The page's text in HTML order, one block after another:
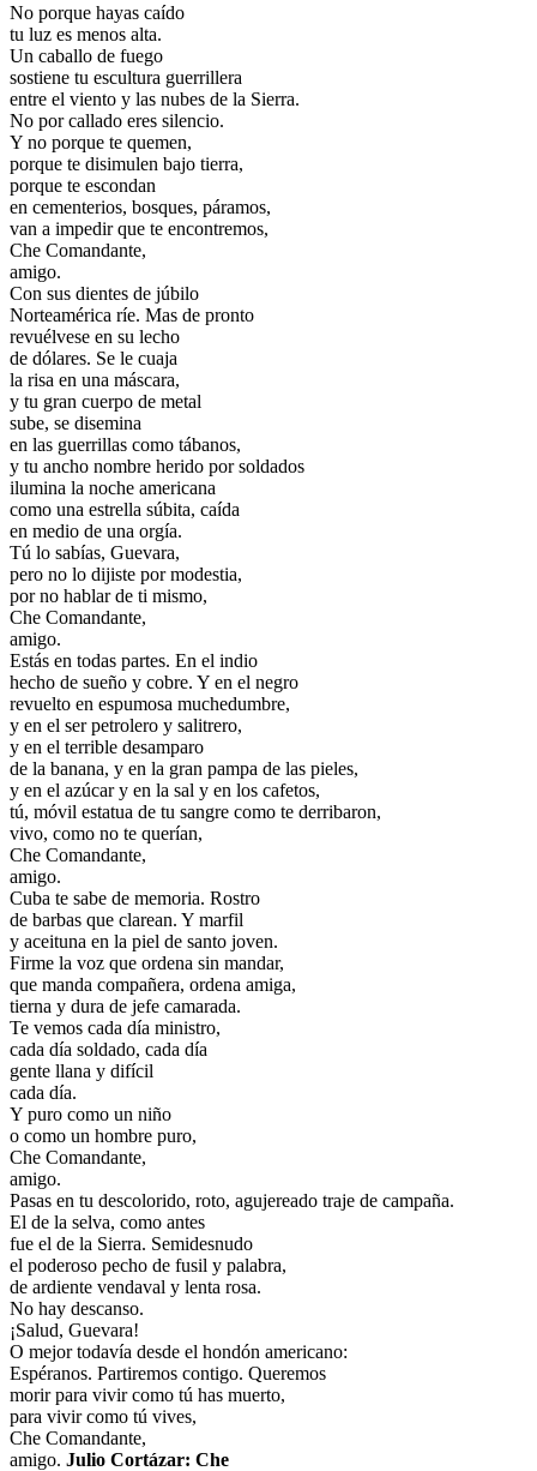
No porque hayas caído
tu luz es menos alta.
Un caballo de fuego
sostiene tu escultura guerrillera
entre el viento y las nubes de la Sierra.
No por callado eres silencio.
Y no porque te quemen,
porque te disimulen bajo tierra,
porque te escondan
en cementerios, bosques, páramos,
van a impedir que te encontremos,
Che Comandante,
amigo.
Con sus dientes de júbilo
Norteamérica ríe. Mas de pronto
revuélvese en su lecho
de dólares. Se le cuaja
la risa en una máscara,
y tu gran cuerpo de metal
sube, se disemina
en las guerrillas como tábanos,
y tu ancho nombre herido por soldados
ilumina la noche americana
como una estrella súbita, caída
en medio de una orgía.
Tú lo sabías, Guevara,
pero no lo dijiste por modestia,
por no hablar de ti mismo,
Che Comandante,
amigo.
Estás en todas partes. En el indio
hecho de sueño y cobre. Y en el negro
revuelto en espumosa muchedumbre,
y en el ser petrolero y salitrero,
y en el terrible desamparo
de la banana, y en la gran pampa de las pieles,
y en el azúcar y en la sal y en los cafetos,
tú, móvil estatua de tu sangre como te derribaron,
vivo, como no te querían,
Che Comandante,
amigo.
Cuba te sabe de memoria. Rostro
de barbas que clarean. Y marfil
y aceituna en la piel de santo joven.
Firme la voz que ordena sin mandar,
que manda compañera, ordena amiga,
tierna y dura de jefe camarada.
Te vemos cada día ministro,
cada día soldado, cada día
gente llana y difícil
cada día.
Y puro como un niño
o como un hombre puro,
Che Comandante,
amigo.
Pasas en tu descolorido, roto, agujereado traje de campaña.
El de la selva, como antes
fue el de la Sierra. Semidesnudo
el poderoso pecho de fusil y palabra,
de ardiente vendaval y lenta rosa.
No hay descanso.
¡Salud, Guevara!
O mejor todavía desde el hondón americano:
Espéranos. Partiremos contigo. Queremos
morir para vivir como tú has muerto,
para vivir como tú vives,
Che Comandante,
amigo. Julio Cortázar: Che